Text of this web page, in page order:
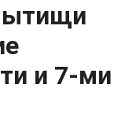
и 7-ми